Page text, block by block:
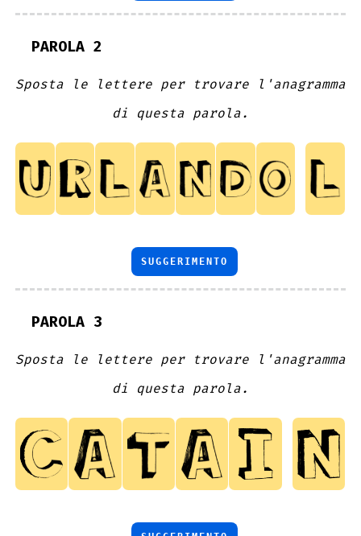
PAROLA 2
Sposta le lettere per trovare l'anagramma
di questa parola.
SUGGERIMENTO
PAROLA 3
Sposta le lettere per trovare l'anagramma
di questa parola.